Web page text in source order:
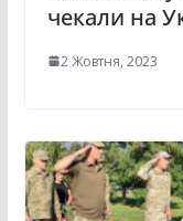
чекали на
2 Жовтня, 2023